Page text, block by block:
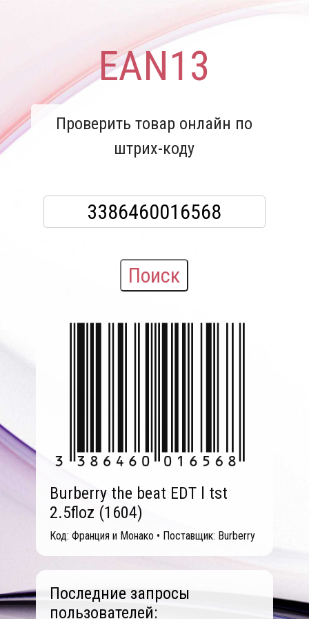
EAN13
Проверить товар онлайн по
штрих-коду
Поиск
Burberry the beat EDT l tst
2.5floz (1604)
Код: Франция и Монако • Поставщик: Burberry
Последние запросы
пользователей: